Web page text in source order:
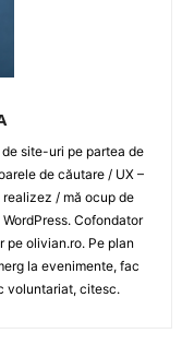
site-uri pe partea de
de căutare / UX –
/ mă ocup de
Cofondator
pe olivian.ro. Pe plan
la evenimente, fac
voluntariat, citesc.